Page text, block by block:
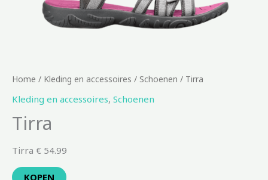
Home / Kleding en accessoires / Schoenen / Tirra
Kleding en accessoires, Schoenen
Tirra
Tirra € 54.99
KOPEN